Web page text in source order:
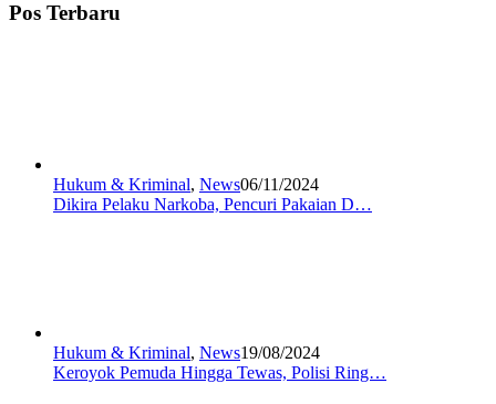
Pos Terbaru
Hukum & Kriminal, News06/11/2024
Dikira Pelaku Narkoba, Pencuri Pakaian D…
Hukum & Kriminal, News19/08/2024
Keroyok Pemuda Hingga Tewas, Polisi Ring…